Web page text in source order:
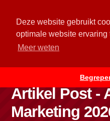
Deze website gebruikt
optimale website ervaring
Meer weten
Artikel Post -
Marketing